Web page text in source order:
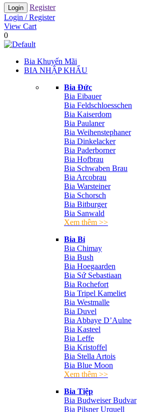
Register
Login / Register
View Cart
0
Bia Khuyến Mãi
BIA NHẬP KHẨU
Bia Đức
Bia Eibauer
Bia Feldschloesschen
Bia Kaiserdom
Bia Paulaner
Bia Weihenstephaner
Bia Dinkelacker
Bia Paderborner
Bia Hofbrau
Bia Schwaben Brau
Bia Arcobrau
Bia Warsteiner
Bia Schorsch
Bia Bitburger
Bia Sanwald
Xem thêm >>
Bia Bỉ
Bia Chimay
Bia Bush
Bia Hoegaarden
Bia Sứ Sebastiaan
Bia Rochefort
Bia Tripel Kameliet
Bia Westmalle
Bia Duvel
Bia Abbaye D’Aulne
Bia Kasteel
Bia Leffe
Bia Kristoffel
Bia Stella Artois
Bia Blue Moon
Xem thêm >>
Bia Tiệp
Bia Budweiser Budvar
Bia Pilsner Urquell